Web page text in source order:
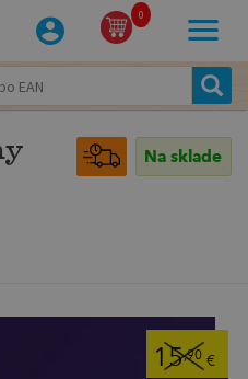
0
Na sklade
15,90 €